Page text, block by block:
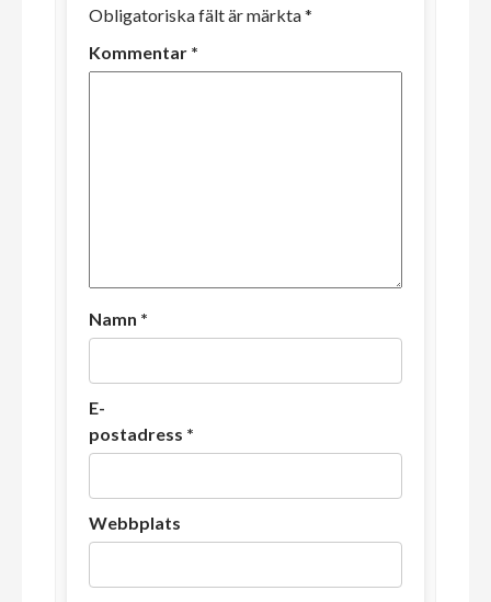
Obligatoriska fält är märkta*
Kommentar *
Namn *
E-
postadress *
Webbplats